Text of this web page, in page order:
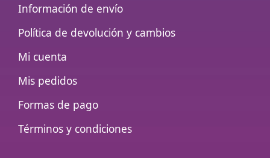
Información de envío
Política de devolución y cambios
Mi cuenta
Mis pedidos
Formas de pago
Términos y condiciones